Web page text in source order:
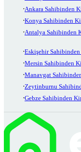
Ankara Sahibinden
Konya Sahibinden
Antalya Sahibinden
Eskişehir
Mersin Sahibinden
Manavgat
Zeytinburnu
Gebze Sahibinden